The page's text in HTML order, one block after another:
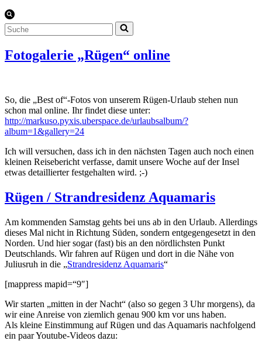
Suchen
nach …
Fotogalerie „Rügen“ online
So, die „Best of“-Fotos von unserem Rügen-Urlaub stehen nun
schon mal online. Ihr findet diese unter:
http://markuso.pyxis.uberspace.de/urlaubsalbum/?
album=1&gallery=24
Ich will versuchen, dass ich in den nächsten Tagen auch noch einen
kleinen Reisebericht verfasse, damit unsere Woche auf der Insel
etwas detaillierter festgehalten wird. ;-)
Rügen / Strandresidenz Aquamaris
Am kommenden Samstag gehts bei uns ab in den Urlaub. Allerdings
dieses Mal nicht in Richtung Süden, sondern entgegengesetzt in den
Norden. Und hier sogar (fast) bis an den nördlichsten Punkt
Deutschlands. Wir fahren auf Rügen und dort in die Nähe von
Juliusruh in die „Strandresidenz Aquamaris“
[mappress mapid=“9″]
Wir starten „mitten in der Nacht“ (also so gegen 3 Uhr morgens), da
wir eine Anreise von ziemlich genau 900 km vor uns haben.
Als kleine Einstimmung auf Rügen und das Aquamaris nachfolgend
ein paar Youtube-Videos dazu: